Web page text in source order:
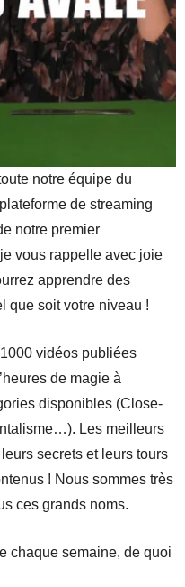
notre équipe du
de streaming
notre premier
vous rappelle avec joie
apprendre des
que soit votre niveau !
vidéos publiées
de magie à
disponibles (Close-
Les meilleurs
secrets et leurs tours
! Nous sommes très
ces grands noms.
chaque semaine, de quoi